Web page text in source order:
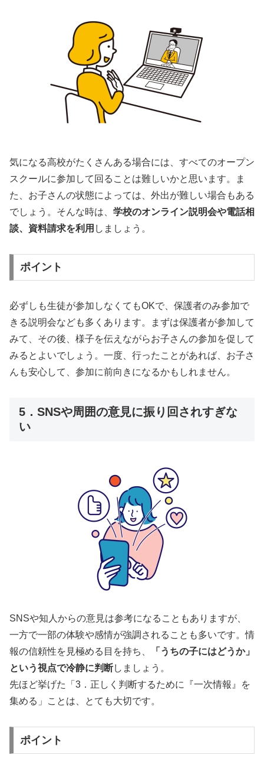
気になる高校がたくさんある場合には、すべてのオープン
スクールに参加して回ることは難しいかと思います。ま
た、お子さんの状態によっては、外出が難しい場合もある
でしょう。そんな時は、 学校のオンライン説明会や電話相
談、資料請求を利用 しましょう。
ポイント
必ずしも生徒が参加しなくてもOKで、保護者のみ参加で
きる説明会なども多くあります。まずは保護者が参加して
みて、その後、様子を伝えながらお子さんの参加を促して
みるとよいでしょう。一度、行ったことがあれば、お子さ
んも安心して、参加に前向きになるかもしれません。
5．SNSや周囲の意見に振り回されすぎな
い
SNSや知人からの意見は参考になることもありますが、
一方で一部の体験や感情が強調されることも多いです。情
報の信頼性を見極める目を持ち、
「うちの子にはどうか」
という視点で冷静に判断しましょう。
先ほど挙げた「3．正しく判断するために『一次情報』を
集める」ことは、とても大切です。
ポイント